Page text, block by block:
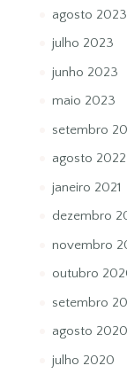
agosto 2023
julho 2023
junho 2023
maio 2023
setembro
agosto 2022
janeiro 2021
dezembro
novembro
outubro
setembro
agosto 2020
julho 2020